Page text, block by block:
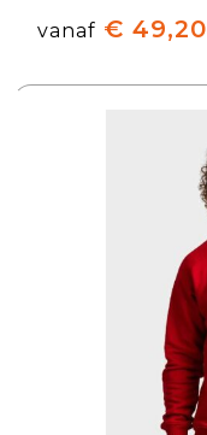
vanaf € 49,20